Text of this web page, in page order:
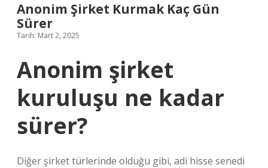
Anonim Şirket Kurmak Kaç Gün
Sürer
Tarih: Mart 2, 2025
Anonim şirket
kuruluşu ne kadar
sürer?
Diğer şirket türlerinde olduğu gibi, adi hisse senedi